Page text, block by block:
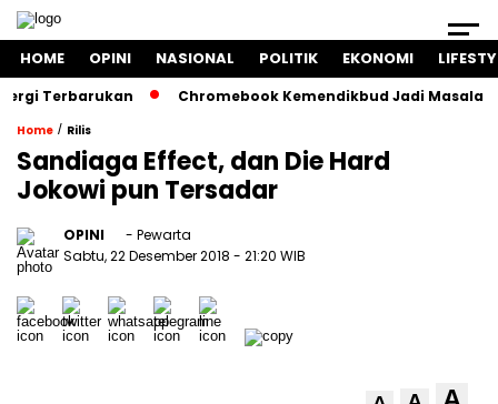
HOME OPINI NASIONAL POLITIK EKONOMI
Terbarukan Chromebook Kemendikbud Jadi Masalah
Home / Rilis
Sandiaga Effect, dan Die Hard
Jokowi pun Tersadar
OPINI
- Pewarta
Sabtu, 22 Desember 2018 - 21:20 WIB